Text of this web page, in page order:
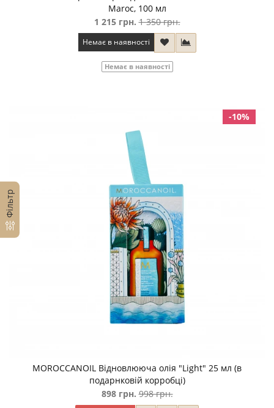
Фільтр
Maroc, 100 мл
1 215 грн. 1 350 грн.
Немає в наявності
Немає в наявності
-10%
MOROCCANOIL Відновлююча олія "Light" 25 мл (в
подарнковiй корробцi)
898 грн. 998 грн.